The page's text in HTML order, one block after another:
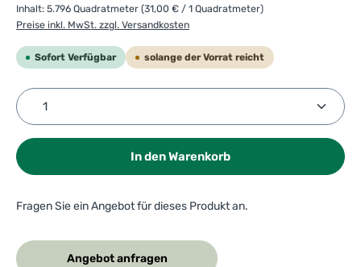
Inhalt: 5.796 Quadratmeter (31,00 € / 1 Quadratmeter)
Preise inkl. MwSt. zzgl. Versandkosten
Sofort Verfügbar solange der Vorrat reicht
Produkt Anzahl: Gib den gewünschten Wert ein
In den Warenkorb
Fragen Sie ein Angebot für dieses Produkt an.
Angebot anfragen